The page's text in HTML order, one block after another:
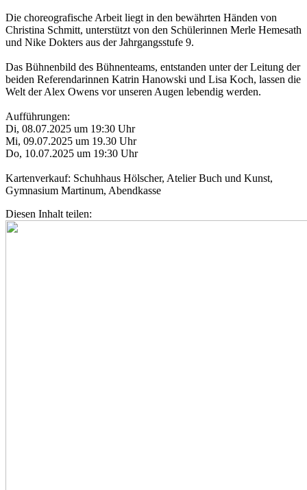
Die choreografische Arbeit liegt in den bewährten Händen von
Christina Schmitt, unterstützt von den Schülerinnen Merle Hemesath
und Nike Dokters aus der Jahrgangsstufe 9.
Das Bühnenbild des Bühnenteams, entstanden unter der Leitung der
beiden Referendarinnen Katrin Hanowski und Lisa Koch, lassen die
Welt der Alex Owens vor unseren Augen lebendig werden.
Aufführungen:
Di, 08.07.2025 um 19:30 Uhr
Mi, 09.07.2025 um 19.30 Uhr
Do, 10.07.2025 um 19:30 Uhr
Kartenverkauf: Schuhhaus Hölscher, Atelier Buch und Kunst,
Gymnasium Martinum, Abendkasse
Diesen Inhalt teilen: